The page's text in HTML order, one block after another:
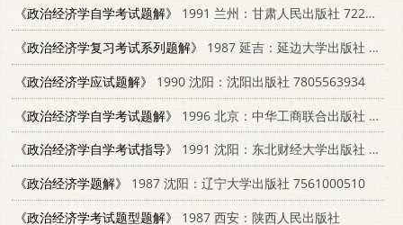
《政治经济学自学考试题解》
1991 兰州：甘肃人民出版社 7226006693
《政治经济学复习考试系列题解》
1987 延吉：延边大学出版社 7563400036
《政治经济学应试题解》
1990 沈阳：沈阳出版社 7805563934
《政治经济学自学考试题解》
1996 北京：中华工商联合出版社 7801002725
《政治经济学自学考试指导》
1991 沈阳：东北财经大学出版社 7810055615
《政治经济学题解》
1987 沈阳：辽宁大学出版社 7561000510
《政治经济学考试题型题解》
1987 西安：陕西人民出版社